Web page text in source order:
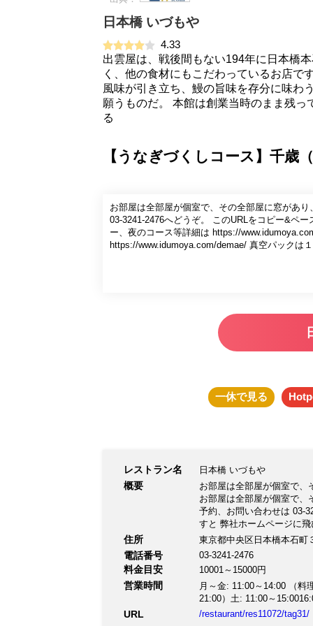
日本橋 いづもや
4.33
出雲屋は、戦後間もない194年に日本橋
く、他の食材にもこだわっているお店で
風味が引き立ち、鰻の旨味を存分に味わ
願うものだ。 本館は創業当時のまま残
る
【うなぎづくしコース】千歳
お部屋は全部屋が個室で、その全部屋に窓があ
03-3241-2476へどうぞ。 このURLをコピー&ペ
ー、夜のコース等詳細は https://
https://www.idumoya.com/demae/ 真空パックは
一休で見る
レストラン名 日本橋 いづもや
概要
お部屋は全部屋が個室で、
お部屋は全部屋が個室で、
予約、お問い合わせは 03-
すと 弊社ホームページに
弁当のテイクアウトは
パックは１枚からも発送
住所 東京都中央区日本橋本石町
電話番号 03-3241-2476
料金目安 10001～15000円
営業時間
月～金: 11:00～14:00 （料
21:00）土: 11:00～
URL /restaurant/res11072/tag31/